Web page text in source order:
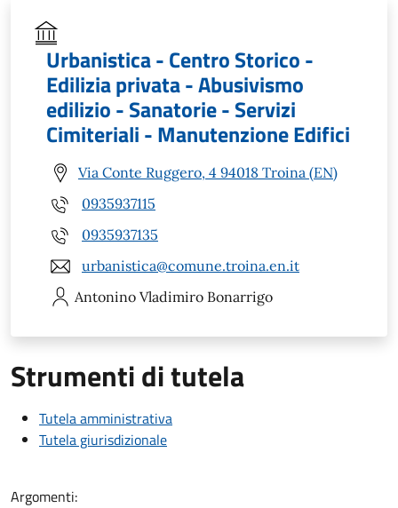
Urbanistica - Centro Storico -
Edilizia privata - Abusivismo
edilizio - Sanatorie - Servizi
Cimiteriali - Manutenzione Edifici
Via Conte Ruggero, 4 94018 Troina (EN)
0935937115
0935937135
urbanistica@comune.troina.en.it
Antonino Vladimiro Bonarrigo
Strumenti di tutela
Tutela amministrativa
Tutela giurisdizionale
Argomenti: